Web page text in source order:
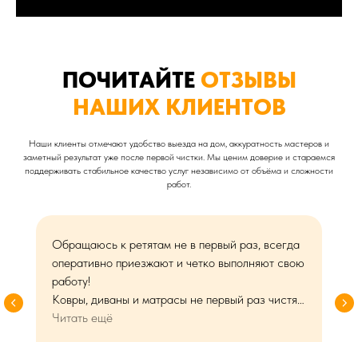
ПОЧИТАЙТЕ ОТЗЫВЫ
НАШИХ КЛИЕНТОВ
Наши клиенты отмечают удобство выезда на дом, аккуратность мастеров и
заметный результат уже после первой чистки. Мы ценим доверие и стараемся
поддерживать стабильное качество услуг независимо от объёма и сложности
работ.
Обращаюсь к ретятам не в первый раз, всегда
оперативно приезжают и четко выполняют свою
работу!
Ковры, диваны и матрасы не первый раз чистят,
довольна результатом на 💯 процентов, все
Читать ещё